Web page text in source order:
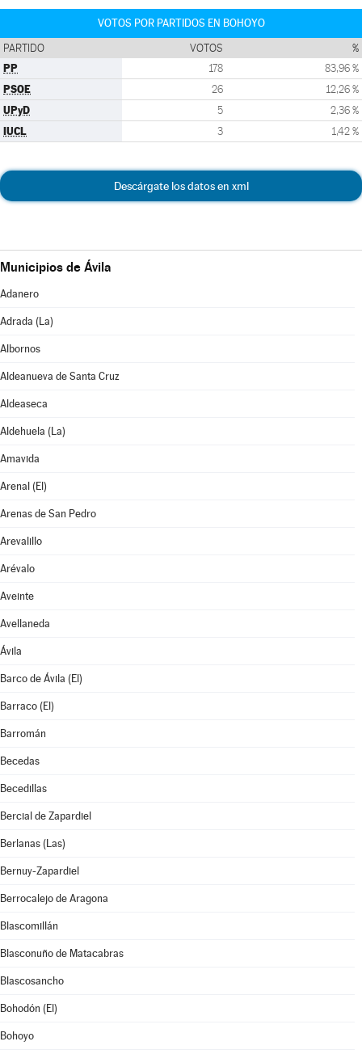
VOTOS POR PARTIDOS EN BOHOYO
PARTIDO VOTOS %
PP 178 83,96 %
PSOE 26 12,26 %
UPyD 5 2,36 %
IUCL 3 1,42 %
Descárgate los datos en xml
Municipios de Ávila
Adanero
Adrada (La)
Albornos
Aldeanueva de Santa Cruz
Aldeaseca
Aldehuela (La)
Amavida
Arenal (El)
Arenas de San Pedro
Arevalillo
Arévalo
Aveinte
Avellaneda
Ávila
Barco de Ávila (El)
Barraco (El)
Barromán
Becedas
Becedillas
Bercial de Zapardiel
Berlanas (Las)
Bernuy-Zapardiel
Berrocalejo de Aragona
Blascomillán
Blasconuño de Matacabras
Blascosancho
Bohodón (El)
Bohoyo